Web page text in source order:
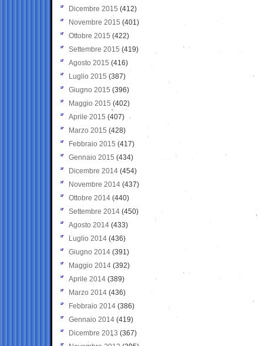
Dicembre 2015 (412)
Novembre 2015 (401)
Ottobre 2015 (422)
Settembre 2015 (419)
Agosto 2015 (416)
Luglio 2015 (387)
Giugno 2015 (396)
Maggio 2015 (402)
Aprile 2015 (407)
Marzo 2015 (428)
Febbraio 2015 (417)
Gennaio 2015 (434)
Dicembre 2014 (454)
Novembre 2014 (437)
Ottobre 2014 (440)
Settembre 2014 (450)
Agosto 2014 (433)
Luglio 2014 (436)
Giugno 2014 (391)
Maggio 2014 (392)
Aprile 2014 (389)
Marzo 2014 (436)
Febbraio 2014 (386)
Gennaio 2014 (419)
Dicembre 2013 (367)